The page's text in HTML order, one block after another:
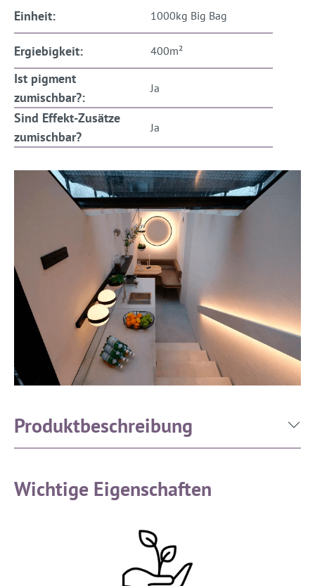
Einheit: 1000kg Big Bag
Ergiebigkeit: 400m²
Ist pigment
zumischbar?:
Ja
Sind Effekt-Zusätze
zumischbar?
Ja
Produktbeschreibung
Wichtige Eigenschaften